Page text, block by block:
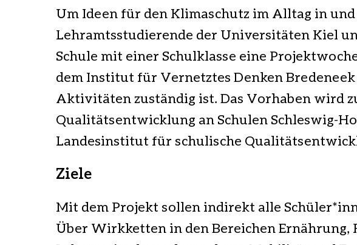
Um Ideen für den Klimaschutz im Alltag in
Lehramtsstudierende der Universitäten Kiel
Schule mit einer Schulklasse eine
dem Institut für Vernetztes Denken
Aktivitäten zuständig ist. Das Vorhaben wird
Qualitätsentwicklung an Schulen Schleswig-
Landesinstitut für schulische
Ziele
Mit dem Projekt sollen indirekt alle
Über Wirkketten in den Bereichen Ernährung,